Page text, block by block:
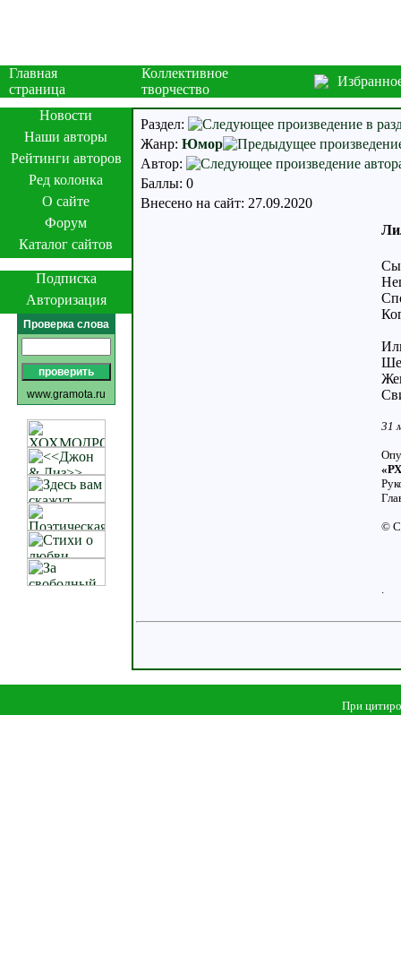
Главная
страница
Коллективное
творчество
Новости
Наши авторы
Рейтинги авторов
Ред колонка
О сайте
Форум
Каталог сайтов
Подписка
Авторизация
Проверка слова
www.gramota.ru
Раздел:
Жанр: Юмор
Автор:
Баллы: 0
Внесено на сайт: 27.09.2020
31
©
.
При